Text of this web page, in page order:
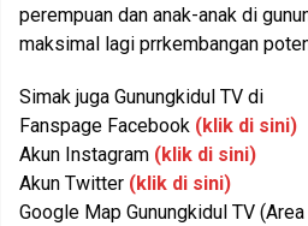
perempuan dan anak-anak di
maksimal lagi prrkembangan
Simak juga Gunungkidul TV di
Fanspage Facebook (klik di sini)
Akun Instagram (klik di sini)
Akun Twitter (klik di sini)
Google Map Gunungkidul TV